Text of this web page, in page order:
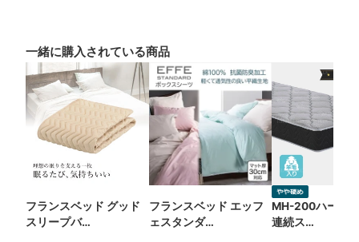
一緒に購入されている商品
フランスベッド グッド
スリープバ…
フランスベッド エッフ
ェスタンダ…
MH-200ハード
連続ス…